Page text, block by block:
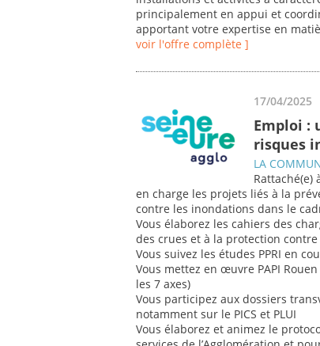
principalement en appui et
apportant votre expertise en
voir l'offre complète ]
17/04/2025
Emploi :
risques
LA
Rattaché(e)
en charge les projets liés à la
contre les inondations dans le
Vous élaborez les cahiers des
des crues et à la protection
Vous suivez les études PPRI en
Vous mettez en œuvre PAPI
les 7 axes)
Vous participez aux dossiers
notamment sur le PICS et PLUI
Vous élaborez et animez le